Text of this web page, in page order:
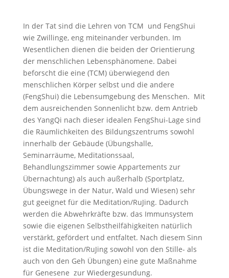
In der Tat sind die Lehren von TCM und FengShui
wie Zwillinge, eng miteinander verbunden. Im
Wesentlichen dienen die beiden der Orientierung
der menschlichen Lebensphänomene. Dabei
beforscht die eine (TCM) überwiegend den
menschlichen Körper selbst und die andere
(FengShui) die Lebensumgebung des Menschen. Mit
dem ausreichenden Sonnenlicht bzw. dem Antrieb
des YangQi nach dieser idealen FengShui-Lage sind
die Räumlichkeiten des Bildungszentrums sowohl
innerhalb der Gebäude (Übungshalle,
Seminarräume, Meditationssaal,
Behandlungszimmer sowie Appartements zur
Übernachtung) als auch außerhalb (Sportplatz,
Übungswege in der Natur, Wald und Wiesen) sehr
gut geeignet für die Meditation/RuJing. Dadurch
werden die Abwehrkräfte bzw. das Immunsystem
sowie die eigenen Selbstheilfähigkeiten natürlich
verstärkt, gefördert und entfaltet. Nach diesem Sinn
ist die Meditation/RuJing sowohl von den Stille- als
auch von den Geh Übungen) eine gute Maßnahme
für Genesene zur Wiedergesundung.